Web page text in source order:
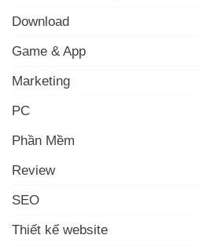
Download
Game & App
Marketing
PC
Phần Mềm
Review
SEO
Thiết kế website